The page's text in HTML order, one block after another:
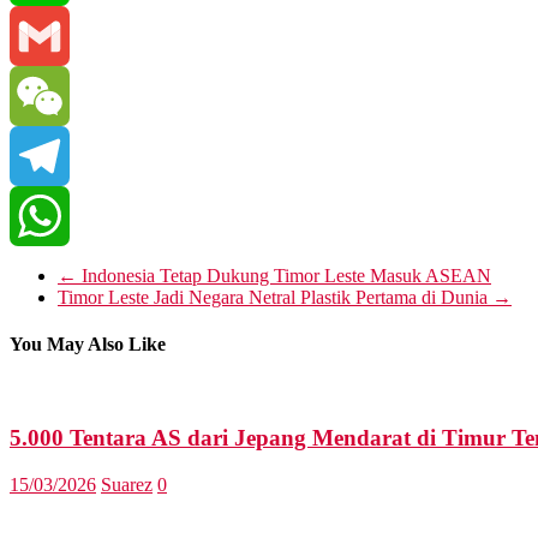
Line
Gmail
WeChat
Telegram
WhatsApp
← Indonesia Tetap Dukung Timor Leste Masuk ASEAN
Timor Leste Jadi Negara Netral Plastik Pertama di Dunia →
You May Also Like
5.000 Tentara AS dari Jepang Mendarat di Timur
15/03/2026 Suarez 0